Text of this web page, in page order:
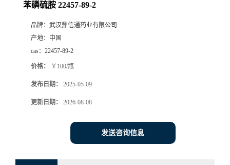
苯磷硫胺 22457-89-2
品牌： 武汉鼎信通药业有限公司
产地： 中国
cas： 22457-89-2
价格： ￥100/瓶
发布日期： 2025-05-09
更新日期： 2026-08-08
发送咨询信息